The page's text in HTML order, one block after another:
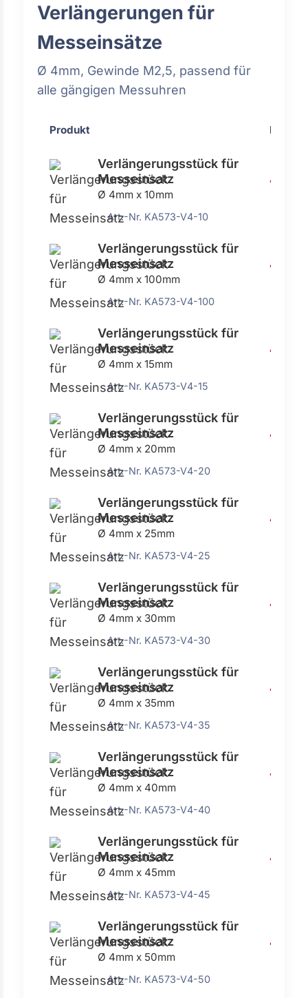
Verlängerungen für
Messeinsätze
Ø 4mm, Gewinde M2,5, passend für
alle gängigen Messuhren
Produkt Preis
Verlängerungsstück für
Messeinsatz
Ø 4mm x 10mm
4,42 €
Art.-Nr. KA573-V4-10
Verlängerungsstück für
Messeinsatz
Ø 4mm x 100mm
4,42 €
Art.-Nr. KA573-V4-100
Verlängerungsstück für
Messeinsatz
Ø 4mm x 15mm
4,42 €
Art.-Nr. KA573-V4-15
Verlängerungsstück für
Messeinsatz
Ø 4mm x 20mm
4,42 €
Art.-Nr. KA573-V4-20
Verlängerungsstück für
Messeinsatz
Ø 4mm x 25mm
4,42 €
Art.-Nr. KA573-V4-25
Verlängerungsstück für
Messeinsatz
Ø 4mm x 30mm
4,42 €
Art.-Nr. KA573-V4-30
Verlängerungsstück für
Messeinsatz
Ø 4mm x 35mm
4,42 €
Art.-Nr. KA573-V4-35
Verlängerungsstück für
Messeinsatz
Ø 4mm x 40mm
4,42 €
Art.-Nr. KA573-V4-40
Verlängerungsstück für
Messeinsatz
Ø 4mm x 45mm
4,42 €
Art.-Nr. KA573-V4-45
Verlängerungsstück für
Messeinsatz
Ø 4mm x 50mm
4,42 €
Art.-Nr. KA573-V4-50